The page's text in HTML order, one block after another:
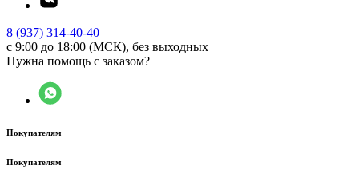
8 (937) 314-40-40
с 9:00 до 18:00 (МСК), без выходных
Нужна помощь с заказом?
Покупателям
Покупателям